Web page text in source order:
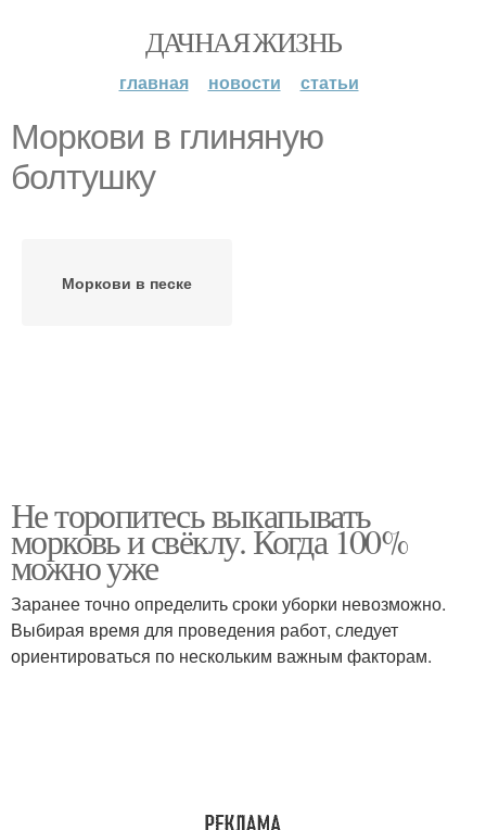
ДАЧНАЯ ЖИЗНЬ
главная новости статьи
Моркови в глиняную
болтушку
Моркови в песке
Не торопитесь выкапывать
морковь и свёклу. Когда 100%
можно уже
Заранее точно определить сроки уборки невозможно.
Выбирая время для проведения работ, следует
ориентироваться по нескольким важным факторам.